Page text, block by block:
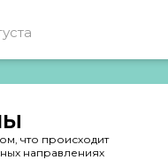
что происходит
направлениях